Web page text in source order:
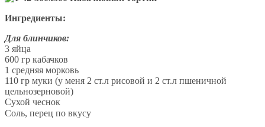
Ингредиенты:
Для блинчиков:
3 яйца
600 гр кабачков
1 средняя морковь
110 гр муки (у меня 2 ст.л рисовой и 2 ст.л пшеничной
цельнозерновой)
Сухой чеснок
Соль, перец по вкусу⠀